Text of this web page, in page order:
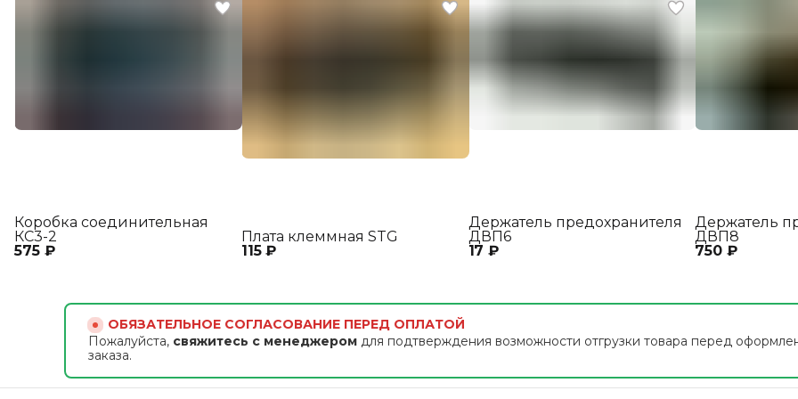
575 ₽
Коробка соединительная
КС3-2
115 ₽
Плата клеммная STG
17 ₽
Держатель предохранителя
ДВП6
750 ₽
Держатель
ДВП8
ОБЯЗАТЕЛЬНОЕ СОГЛАСОВАНИЕ ПЕРЕД ОПЛАТОЙ
Пожалуйста, свяжитесь с менеджеромдля подтверждения возможности отгрузки товара перед
заказа.